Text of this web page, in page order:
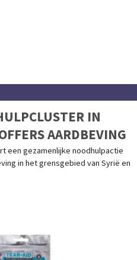
IN
AARDBEVING
een gezamenlijke noodhulpactie
in het grensgebied van Syrië en